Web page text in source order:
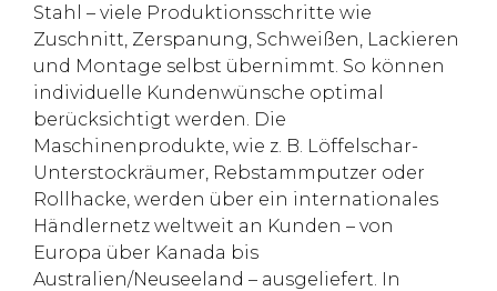
Stahl – viele Produktionsschritte wie
Zuschnitt, Zerspanung, Schweißen, Lackieren
und Montage selbst übernimmt. So können
individuelle Kundenwünsche optimal
berücksichtigt werden. Die
Maschinenprodukte, wie z. B. Löffelschar-
Unterstockräumer, Rebstammputzer oder
Rollhacke, werden über ein internationales
Händlernetz weltweit an Kunden – von
Europa über Kanada bis
Australien/Neuseeland – ausgeliefert. In